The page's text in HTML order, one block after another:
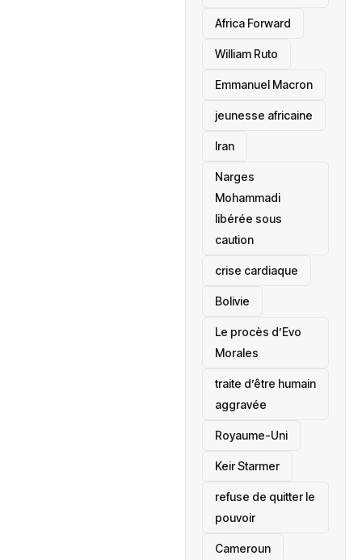
‎Africa Forward
William Ruto
Emmanuel Macron
jeunesse africaine
‎Iran
Narges
Mohammadi
libérée sous
caution
crise cardiaque
‎Bolivie
Le procès d’Evo
Morales
traite d’être humain
aggravée
‎Royaume-Uni
Keir Starmer
refuse de quitter le
pouvoir
‎Cameroun